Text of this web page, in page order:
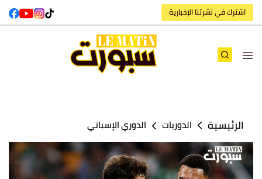
اشترك في نشرتنا الإخبارية
الرئيسية الدوريات الدوري الإسباني